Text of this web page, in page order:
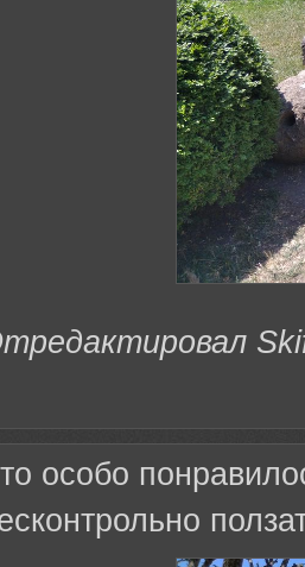
особо